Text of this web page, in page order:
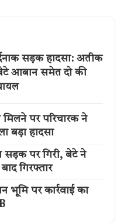
सड़क हादसा: अतीक
आबान समेत दो की
पर परिचारक ने
बड़ा हादसा
सड़क पर गिरी, बेटे ने
गिरफ्तार
पर कार्रवाई का